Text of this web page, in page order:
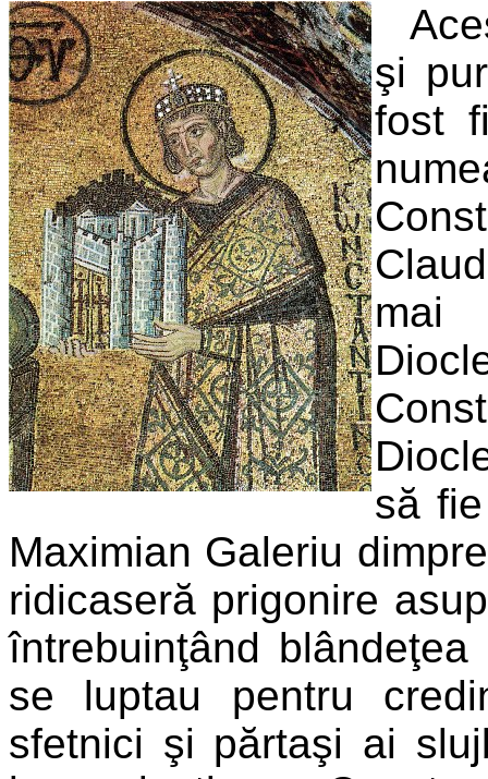
şi
fost
mai
să
Maximian Galeriu
ridicaseră prigonire
întrebuinţând
se luptau pentru
sfetnici şi părtaşi ai